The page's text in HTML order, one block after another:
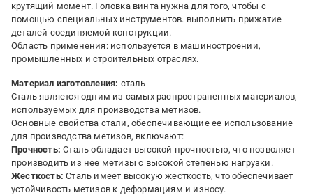
крутящий момент. Головка винта нужна для того, чтобы с
помощью специальных инструментов. выполнить прижатие
деталей соединяемой конструкции.
Область применения: используется в машиностроении,
промышленных и строительных отраслях.
Материал изготовления: сталь
Сталь является одним из самых распространенных материалов,
используемых для производства метизов.
Основные свойства стали, обеспечивающие ее использование
для производства метизов, включают:
Прочность: Сталь обладает высокой прочностью, что позволяет
производить из нее метизы с высокой степенью нагрузки.
Жесткость: Сталь имеет высокую жесткость, что обеспечивает
устойчивость метизов к деформациям и износу.